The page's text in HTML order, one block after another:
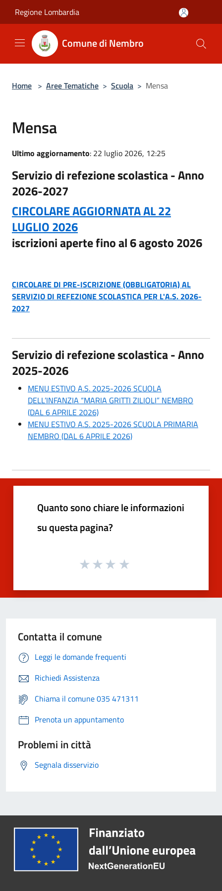
Regione Lombardia
Comune di Nembro
Home > Aree Tematiche > Scuola > Mensa
Mensa
Ultimo aggiornamento: 22 luglio 2026, 12:25
Servizio di refezione scolastica - Anno
2026-2027
CIRCOLARE AGGIORNATA AL 22
LUGLIO 2026
iscrizioni aperte fino al 6 agosto 2026
CIRCOLARE DI PRE-ISCRIZIONE (OBBLIGATORIA) AL
SERVIZIO DI REFEZIONE SCOLASTICA PER L'A.S. 2026-
2027
Servizio di refezione scolastica - Anno
2025-2026
MENU ESTIVO A.S. 2025-2026 SCUOLA
DELL’INFANZIA “MARIA GRITTI ZILIOLI” NEMBRO
(DAL 6 APRILE 2026)
MENU ESTIVO A.S. 2025-2026 SCUOLA PRIMARIA
NEMBRO (DAL 6 APRILE 2026)
Quanto sono chiare le informazioni
su questa pagina?
Contatta il comune
Leggi le domande frequenti
Richiedi Assistenza
Chiama il comune 035 471311
Prenota un appuntamento
Problemi in città
Segnala disservizio